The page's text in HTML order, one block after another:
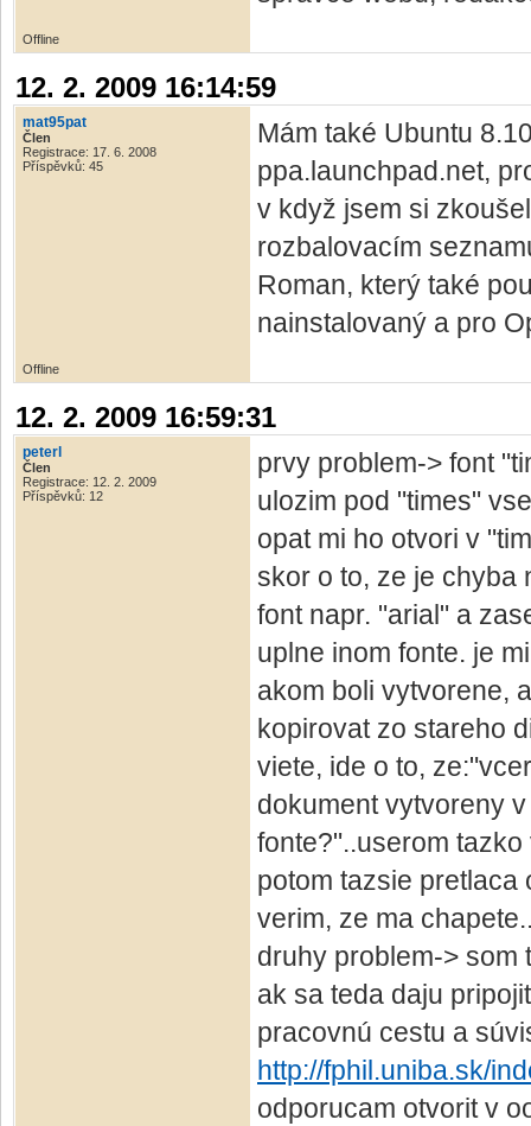
Offline
12. 2. 2009 16:14:59
mat95pat
Člen
Registrace: 17. 6. 2008
Příspěvků: 45
Mám také Ubuntu
ppa.launchpad.net,
v když jsem si
rozbalovacím
Roman, který také
nainstalovaný a pro
Offline
12. 2. 2009 16:59:31
peterl
Člen
Registrace: 12. 2. 2009
Příspěvků: 12
prvy problem-> font
ulozim pod "times"
opat mi ho otvori v
skor o to, ze je chyba
font napr. "arial" a
uplne inom fonte. je
akom boli vytvorene,
kopirovat zo stareho
viete, ide o to,
dokument vytvoreny
fonte?"..userom
potom tazsie pretlaca
verim, ze ma
druhy problem-> som
ak sa teda daju
pracovnú cestu a
http://fphil.uniba.sk/
odporucam otvorit v